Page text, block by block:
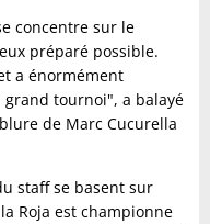
concentre sur le
préparé possible.
a énormément
tournoi", a balayé
de Marc Cucurella
staff se basent sur
Roja est championne